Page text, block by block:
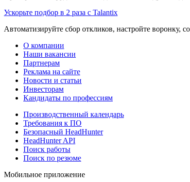
Ускорьте подбор в 2 раза с Talantix
Автоматизируйте сбор откликов, настройте воронку,
О компании
Наши вакансии
Партнерам
Реклама на сайте
Новости и статьи
Инвесторам
Кандидаты по профессиям
Производственный календарь
Требования к ПО
Безопасный HeadHunter
HeadHunter API
Поиск работы
Поиск по резюме
Мобильное приложение